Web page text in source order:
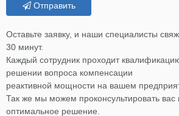
Отправить
Оставьте заявку, и наши специалисты
30 минут.
Каждый сотрудник проходит
решении вопроса компенсации
реактивной мощности на вашем
Так же мы можем проконсультировать вас
оптимальное решение.